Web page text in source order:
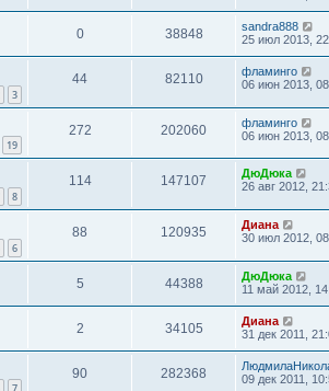
0 38848
sandra888
25 июл 2013,
3
44 82110
фламинго
06 июн 2013,
19
272 202060
фламинго
06 июн 2013,
8
114 147107
ДюДюка
26 авг 2012,
6
88 120935
Диана
30 июл 2012,
5 44388
ДюДюка
11 май 2012,
2 34105
Диана
31 дек 2011,
90 282368
09 дек 2011,